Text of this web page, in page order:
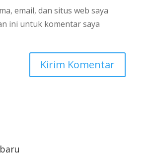
email, dan situs web saya
ini untuk komentar saya